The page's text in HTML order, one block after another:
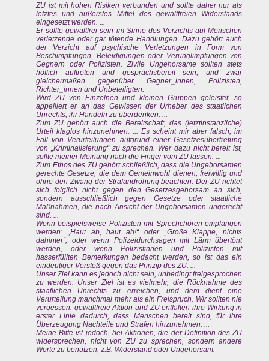
ZU ist mit hohen Risiken verbunden und sollte daher nur als
letztes und äußerstes Mittel des gewaltfreien Widerstands
eingesetzt werden. ...
Er sollte gewaltfrei sein im Sinne des Verzichts auf Menschen
verletzende oder gar tötende Handlungen. Dazu gehört auch
der Verzicht auf psychische Verletzungen in Form von
Beschimpfungen, Beleidigungen oder Verunglimpfungen von
Gegnern oder Polizisten. Zivile Ungehorsame sollten stets
höflich auftreten und gesprächsbereit sein, und zwar
gleichermaßen gegenüber Gegner_innen, Polizisten,
Richter_innen und Unbeteiligten.
Wird ZU von Einzelnen und kleinen Gruppen geleistet, so
appelliert er an das Gewissen der Urheber des staatlichen
Unrechts, ihr Handeln zu überdenken. ...
Zum ZU gehört auch die Bereitschaft, das (letztinstanzliche)
Urteil klaglos hinzunehmen. ... Es scheint mir aber falsch, im
Fall von Verurteilungen aufgrund einer Gesetzesübertretung
von „Kriminalisierung“ zu sprechen. Wer dazu nicht bereit ist,
sollte meiner Meinung nach die Finger vom ZU lassen. ...
Zum Ethos des ZU gehört schließlich, dass die Ungehorsamen
gerechte Gesetze, die dem Gemeinwohl dienen, freiwillig und
ohne den Zwang der Strafandrohung beachten. Der ZU richtet
sich folglich nicht gegen den Gesetzesgehorsam an sich,
sondern ausschließlich gegen Gesetze oder staatliche
Maßnahmen, die nach Ansicht der Ungehorsamen ungerecht
sind. ...
Wenn beispielsweise Polizisten mit Sprechchören empfangen
werden: „Haut ab, haut ab!“ oder „Große Klappe, nichts
dahinter“, oder wenn Polizeidurchsagen mit Lärm übertönt
werden, oder wenn Polizistinnen und Polizisten mit
hasserfüllten Bemerkungen bedacht werden, so ist das ein
eindeutiger Verstoß gegen das Prinzip des ZU. ...
Unser Ziel kann es jedoch nicht sein, unbedingt freigesprochen
zu werden. Unser Ziel ist es vielmehr, die Rücknahme des
staatlichen Unrechts zu erreichen, und dem dient eine
Verurteilung manchmal mehr als ein Freispruch. Wir sollten nie
vergessen: gewaltfreie Aktion und ZU entfalten ihre Wirkung in
erster Linie dadurch, dass Menschen bereit sind, für ihre
Überzeugung Nachteile und Strafen hinzunehmen. ...
Meine Bitte ist jedoch, bei Aktionen, die der Definition des ZU
widersprechen, nicht von ZU zu sprechen, sondern andere
Worte zu benützen, z.B. Widerstand oder Ungehorsam.